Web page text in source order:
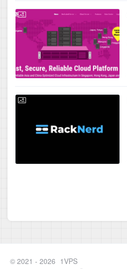
© 2021 - 2026 1VPS